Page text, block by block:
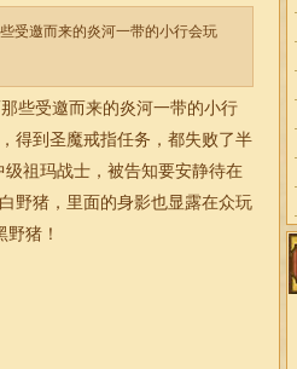
受邀而来的炎河一带的小行会玩
些受邀而来的炎河一带的小行
得到圣魔戒指任务，都失败了半
祖玛战士，被告知要安静待在
野猪，里面的身影也显露在众玩
猪！